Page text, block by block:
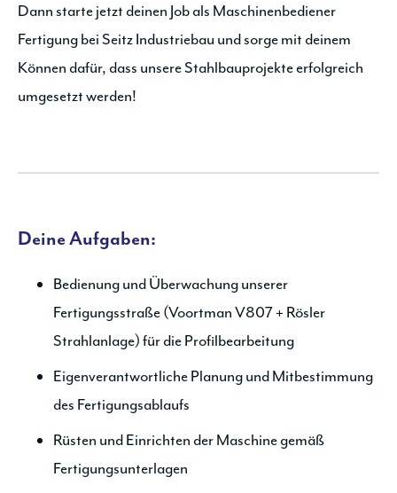
Dann starte jetzt deinen Job als Maschinenbediener
Fertigung bei Seitz Industriebau und sorge mit deinem
Können dafür, dass unsere Stahlbauprojekte erfolgreich
umgesetzt werden!
Deine Aufgaben:
Bedienung und Überwachung unserer
Fertigungsstraße (Voortman V807 + Rösler
Strahlanlage) für die Profilbearbeitung
Eigenverantwortliche Planung und Mitbestimmung
des Fertigungsablaufs
Rüsten und Einrichten der Maschine gemäß
Fertigungsunterlagen